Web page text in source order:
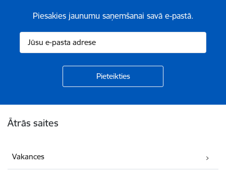
Piesakies jaunumu saņemšanai savā e-pastā.
Ātrās saites
Vakances